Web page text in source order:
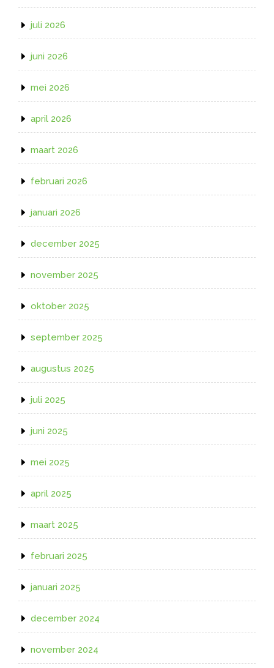
juli 2026
juni 2026
mei 2026
april 2026
maart 2026
februari 2026
januari 2026
december 2025
november 2025
oktober 2025
september 2025
augustus 2025
juli 2025
juni 2025
mei 2025
april 2025
maart 2025
februari 2025
januari 2025
december 2024
november 2024